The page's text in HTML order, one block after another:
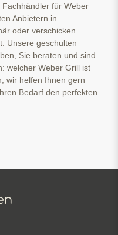
für Weber
Anbietern in
oder verschicken
Unsere geschulten
Sie beraten und sind
welcher Weber Grill ist
wir helfen Ihnen gern
Bedarf den perfekten